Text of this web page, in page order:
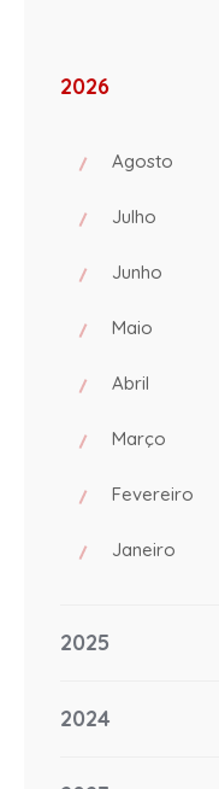
2026
Agosto
Julho
Junho
Maio
Abril
Março
Fevereiro
Janeiro
2025
2024